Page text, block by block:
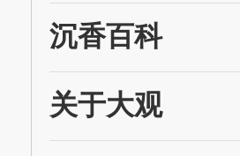
沉香百科
关于大观